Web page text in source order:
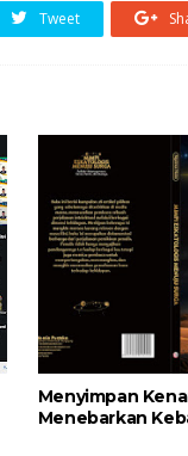
Tweet
Menyimpan
Menebarkan